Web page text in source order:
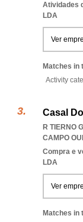
Atividades
LDA
Ver
Matches in
Activity
Casal
R TIERNO
CAMPO
Compra e
LDA
Ver
Matches in